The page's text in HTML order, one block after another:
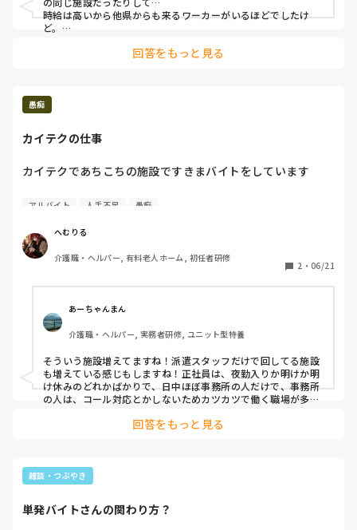
事業所から証明書が送られてこなかった場合、再度、電話を
することになっています。
時給は高いから他県からも来るワーカーがいるほどでしたけ
ど。
私は短時間勤務で頑張って2ヶ月間稼働しましたが、短時間で
頭数だけは揃っているなら通報しても配置人員は守っていると
言われるだけなのかもしれませんね。
回答をもっと見る
愚痴
カイテクの仕事
カイテクであちこちの施設ですきまバイトをしています
あちこちは行きますが、リピートももちろんあり同じ施設で
ですが、リピートすればするほど「慣れてる人」になってき
て、既存の職員もいるのに「今日のカイテクさんあなた以外
は初めてだから率先して教えてあげてください」って言われ
たりするんですが……
やること多いのはわかるけど、それカイテクの仕事ですか
なんで自分がおしえるの？ってなってしまうことが多いです
アルバイト 人手不足 愚痴
へむりる
介護職・ヘルパー, 有料老人ホーム, 初任者研修
2 ・ 06/21
あーちゃんまん
介護職・ヘルパー, 実務者研修, ユニット型特養
そういう施設増えてますね！派遣スタッフだけで回してる施設
も増えている感じもしますね！正社員は、夜勤入りか明けか明
け休みのどれかばかりで、日中ほぼ事務所の人だけで、事務所
の人は、コール対応とかしないためカツカツで働く職場が多い
回答をもっと見る
雑談・つぶやき
単発バイトさんの関わり方？